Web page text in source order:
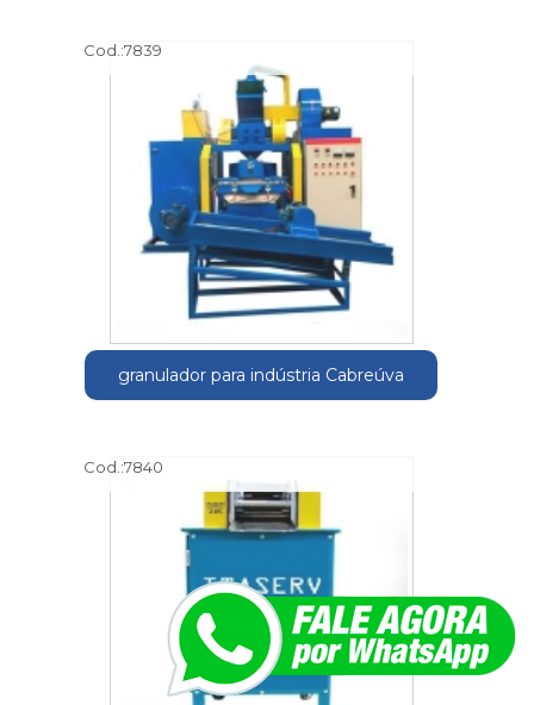
Cod.:7839
granulador para indústria Cabreúva
Cod.:7840